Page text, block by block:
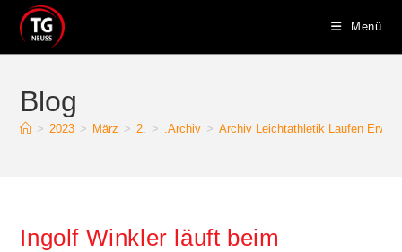
Inhalt
springen
Menü
Blog
> 2023 > März > 2. > .Archiv > Archiv Leichtathletik Laufen Erw.
Ingolf Winkler läuft beim